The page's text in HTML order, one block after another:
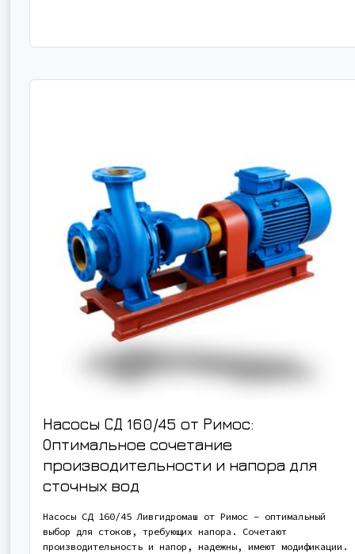
Насосы СД 160/45 от Римос:
Оптимальное сочетание
производительности и напора для
сточных вод
Насосы СД 160/45 Ливгидромаш от Римос – оптимальный
выбор для стоков, требующих напора. Сочетают
производительность и напор, надежны, имеют модификации.